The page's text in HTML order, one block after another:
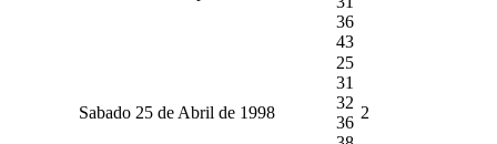
36
43
Sabado 25 de Abril de 1998
25
31
32
36
2